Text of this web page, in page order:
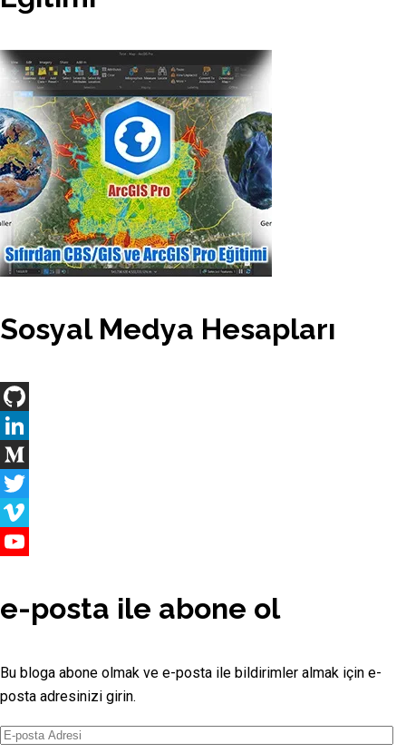
Sosyal Medya Hesapları
GitHub
LinkedIn
Medium
Twitter
Vimeo
Channel
e-posta ile abone ol
Bu bloga abone olmak ve e-posta ile bildirimler almak için e-
posta adresinizi girin.
E-